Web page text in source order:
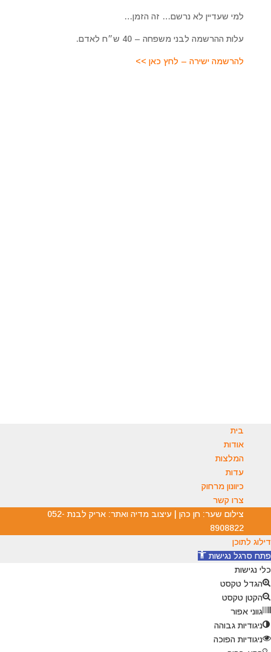
למי שעדיין לא נרשם… זה הזמן…
עלות ההרשמה לבני משפחה – 40 ש״ח לאדם.
להרשמה ישירה – לחץ כאן >>
בית
אודות
המלצות
עדות
כיוונון מרחוק
צרו קשר
צילום שער: חן כהן | עיצוב מדיה ואתר: אריק לבנת 052-
8908822
דילוג לתוכן
פתח סרגל נגישות
כלי נגישות
הגדל טקסט
הקטן טקסט
גווני אפור
ניגודיות גבוהה
ניגודיות הפוכה